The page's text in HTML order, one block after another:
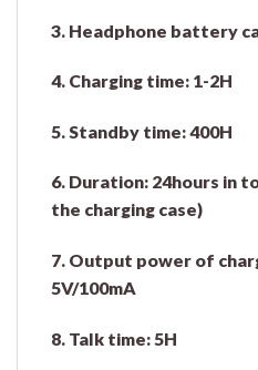
3. Headphone battery
4. Charging time: 1-2H
5. Standby time: 400H
6. Duration: 24hours in
the charging case)
7. Output power of
5V/100mA
8. Talk time: 5H